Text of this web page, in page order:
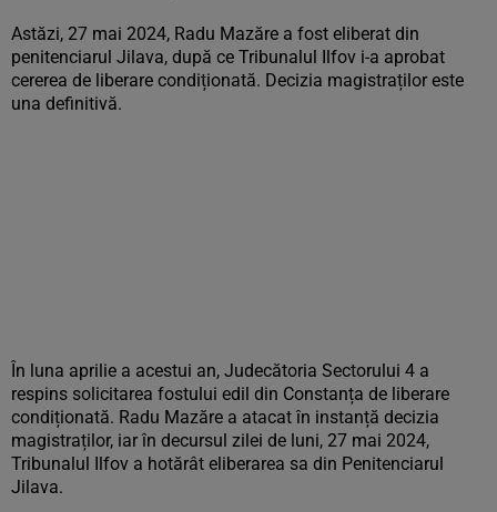
Astăzi, 27 mai 2024, Radu Mazăre a fost eliberat din
penitenciarul Jilava, după ce Tribunalul Ilfov i-a aprobat
cererea de liberare condiționată. Decizia magistraților este
una definitivă.
În luna aprilie a acestui an, Judecătoria Sectorului 4 a
respins solicitarea fostului edil din Constanța de liberare
condiționată. Radu Mazăre a atacat în instanță decizia
magistraților, iar în decursul zilei de luni, 27 mai 2024,
Tribunalul Ilfov a hotărât eliberarea sa din Penitenciarul
Jilava.